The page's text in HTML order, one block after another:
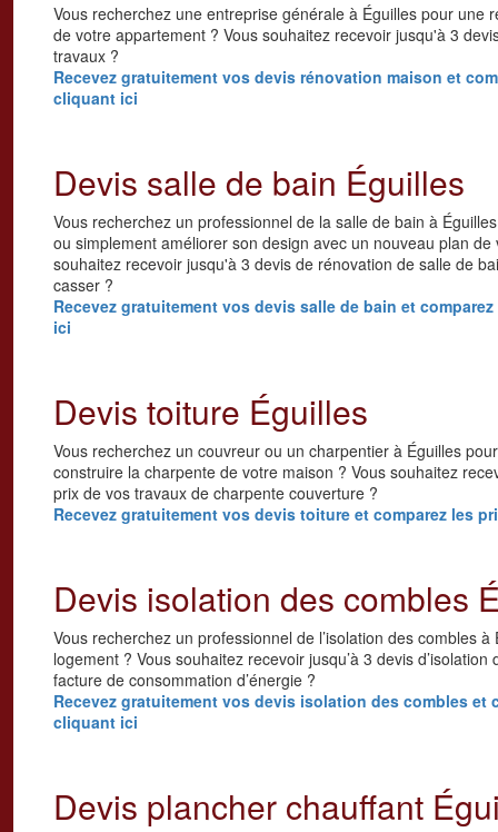
Vous recherchez une entreprise générale à Éguilles pour une
de votre appartement ? Vous souhaitez recevoir jusqu'à 3
travaux ?
Recevez gratuitement vos devis rénovation maison et
cliquant ici
Devis salle de bain Éguilles
Vous recherchez un professionnel de la salle de bain à
ou simplement améliorer son design avec un nouveau plan
souhaitez recevoir jusqu'à 3 devis de rénovation de salle de
casser ?
Recevez gratuitement vos devis salle de bain et
ici
Devis toiture Éguilles
Vous recherchez un couvreur ou un charpentier à Éguilles
construire la charpente de votre maison ? Vous souhaitez
prix de vos travaux de charpente couverture ?
Recevez gratuitement vos devis toiture et comparez les
Devis isolation des combles
Vous recherchez un professionnel de l’isolation des combles
logement ? Vous souhaitez recevoir jusqu’à 3 devis
facture de consommation d’énergie ?
Recevez gratuitement vos devis isolation des combles et
cliquant ici
Devis plancher chauffant